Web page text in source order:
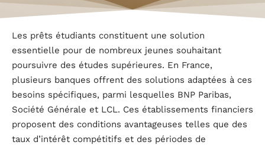
Les prêts étudiants constituent une solution
essentielle pour de nombreux jeunes souhaitant
poursuivre des études supérieures. En France,
plusieurs banques offrent des solutions adaptées à ces
besoins spécifiques, parmi lesquelles BNP Paribas,
Société Générale et LCL. Ces établissements financiers
proposent des conditions avantageuses telles que des
taux d’intérêt compétitifs et des périodes de